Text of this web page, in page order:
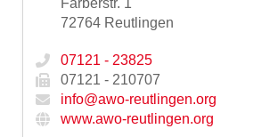
72764 Reutlingen
07121 - 23825
07121 - 210707
info@awo-reutlingen.org
www.awo-reutlingen.org